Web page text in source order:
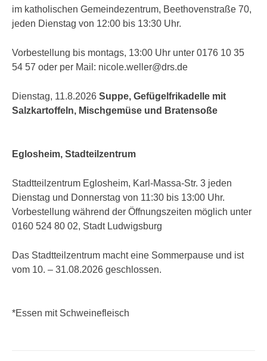
im katholischen Gemeindezentrum, Beethovenstraße 70,
jeden Dienstag von 12:00 bis 13:30 Uhr.
Vorbestellung bis montags, 13:00 Uhr unter 0176 10 35
54 57 oder per Mail: nicole.weller@drs.de
Dienstag, 11.8.2026 Suppe, Gefügelfrikadelle mit
Salzkartoffeln, Mischgemüse und Bratensoße
Eglosheim, Stadteilzentrum
Stadtteilzentrum Eglosheim, Karl-Massa-Str. 3 jeden
Dienstag und Donnerstag von 11:30 bis 13:00 Uhr.
Vorbestellung während der Öffnungszeiten möglich unter
0160 524 80 02, Stadt Ludwigsburg
Das Stadtteilzentrum macht eine Sommerpause und ist
vom 10. – 31.08.2026 geschlossen.
*Essen mit Schweinefleisch